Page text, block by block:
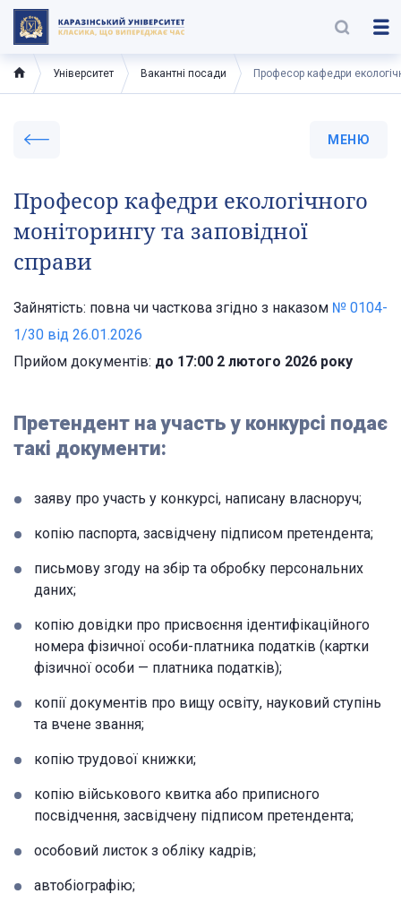
Університет Вакантні посади Професор кафедри
МЕНЮ
Професор кафедри екологічного
моніторингу та заповідної
справи
Зайнятість: повна чи часткова згідно з наказом № 0104-
1/30 від 26.01.2026
Прийом документів: до 17:00 2 лютого 2026 року
Претендент на участь у конкурсі подає
такі документи:
заяву про участь у конкурсі, написану власноруч;
копію паспорта, засвідчену підписом претендента;
письмову згоду на збір та обробку персональних
даних;
копію довідки про присвоєння ідентифікаційного
номера фізичної особи-платника податків (картки
фізичної особи — платника податків);
копії документів про вищу освіту, науковий ступінь
та вчене звання;
копію трудової книжки;
копію військового квитка або приписного
посвідчення, засвідчену підписом претендента;
особовий листок з обліку кадрів;
автобіографію;